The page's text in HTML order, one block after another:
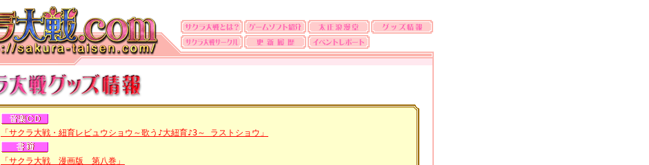
「サクラ大戦・紐育レビュウショウ～歌う♪大紐育♪3～ ラストショウ」
「サクラ大戦 漫画版 第八巻」